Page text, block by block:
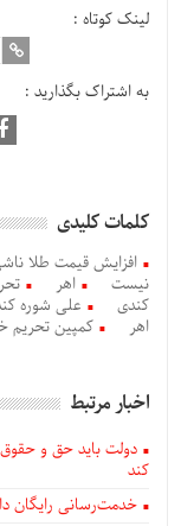
لینک کوتاه :
به اشتراک بگذارید :
کلمات کلیدی
افزایش قیمت طلا
نیست
اهر
کندی
علی شوره
اهر
کمپین تحریم
اخبار مرتبط
دولت باید حق و حقوق
کند
خدمت‌رسانی رایگان